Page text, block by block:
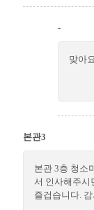
-
맞아
본관3
본관 3층 청소
서 인사해주시
즐겁습니다.